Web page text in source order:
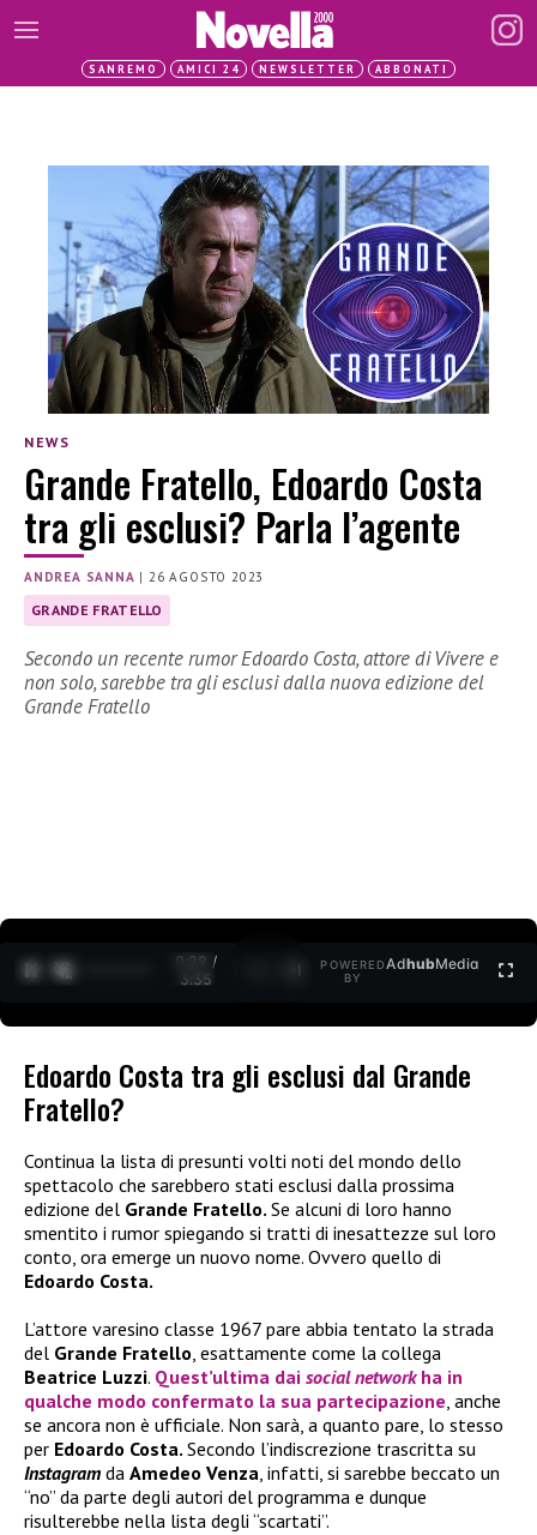
SANREMO AMICI 24 NEWSLETTER ABBONATI
NEWS
Grande Fratello, Edoardo Costa
tra gli esclusi? Parla l’agente
ANDREA SANNA |26 AGOSTO 2023
GRANDE FRATELLO
Secondo un recente rumor Edoardo Costa, attore di Vivere e
non solo, sarebbe tra gli esclusi dalla nuova edizione del
Grande Fratello
0:30 /
3:35
POWERED
BY
AdhubMedia
Edoardo Costa tra gli esclusi dal Grande
Fratello?
Continua la lista di presunti volti noti del mondo dello
spettacolo che sarebbero stati esclusi dalla prossima
edizione del Grande Fratello. Se alcuni di loro hanno
smentito i rumor spiegando si tratti di inesattezze sul loro
conto, ora emerge un nuovo nome. Ovvero quello di
Edoardo Costa.
L’attore varesino classe 1967 pare abbia tentato la strada
del Grande Fratello, esattamente come la collega
Beatrice Luzzi. Quest’ultima dai social networkha in
qualche modo confermato la sua partecipazione, anche
se ancora non è ufficiale. Non sarà, a quanto pare, lo stesso
per Edoardo Costa. Secondo l’indiscrezione trascritta su
Instagram da Amedeo Venza, infatti, si sarebbe beccato un
“no” da parte degli autori del programma e dunque
risulterebbe nella lista degli “scartati”.